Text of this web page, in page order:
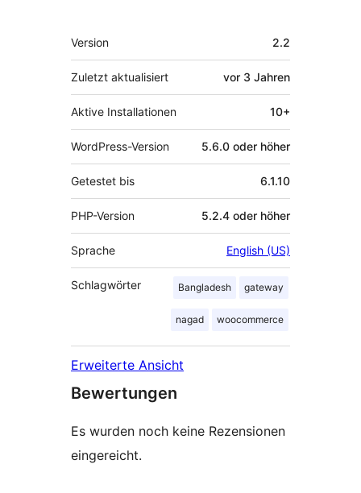
Meta
Version 2.2
Zuletzt aktualisiert vor 3 Jahren
Aktive Installationen 10+
WordPress-Version 5.6.0 oder höher
Getestet bis 6.1.10
PHP-Version 5.2.4 oder höher
Sprache English (US)
Schlagwörter Bangladesh gateway
nagad woocommerce
Erweiterte Ansicht
Bewertungen
Es wurden noch keine Rezensionen
eingereicht.